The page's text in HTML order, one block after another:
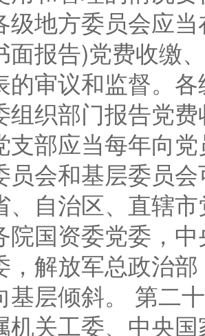
级地方委员会应
面报告)党费收缴
的审议和监督。
组织部门报告党
支部应当每年向
员会和基层委员
、自治区、直辖
院国资委党委，
，解放军总政治
基层倾斜。 第二
机关工委、中央